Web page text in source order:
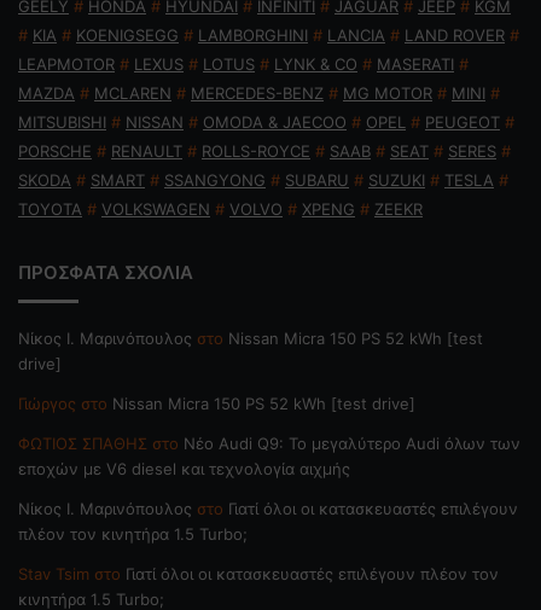
GEELY # HONDA # HYUNDAI # INFINITI # JAGUAR # JEEP # KGM
# KIA # KOENIGSEGG # LAMBORGHINI # LANCIA # LAND ROVER #
LEAPMOTOR # LEXUS # LOTUS # LYNK & CO # MASERATI #
MAZDA # MCLAREN # MERCEDES-BENZ # MG MOTOR # MINI #
MITSUBISHI # NISSAN # OMODA & JAECOO # OPEL # PEUGEOT #
PORSCHE # RENAULT # ROLLS-ROYCE # SAAB # SEAT # SERES #
SKODA # SMART # SSANGYONG # SUBARU # SUZUKI # TESLA #
TOYOTA # VOLKSWAGEN # VOLVO # XPENG # ZEEKR
ΠΡΟΣΦΑΤΑ ΣΧΟΛΙΑ
Nίκος Ι. Mαρινόπουλος στο Nissan Micra 150 PS 52 kWh [test
drive]
Γιώργος στο Nissan Micra 150 PS 52 kWh [test drive]
ΦΩΤΙΟΣ ΣΠΑΘΗΣ στο Νέο Audi Q9: Το μεγαλύτερο Audi όλων των
εποχών με V6 diesel και τεχνολογία αιχμής
Nίκος Ι. Mαρινόπουλος στο Γιατί όλοι οι κατασκευαστές επιλέγουν
πλέον τον κινητήρα 1.5 Turbo;
Stav Tsim στο Γιατί όλοι οι κατασκευαστές επιλέγουν πλέον τον
κινητήρα 1.5 Turbo;